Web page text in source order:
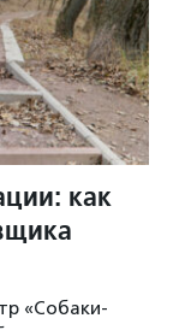
как
«Собаки-